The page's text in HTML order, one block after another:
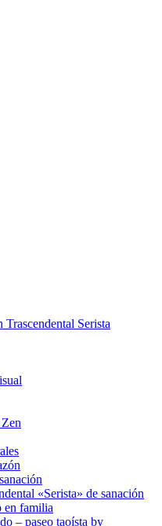
Trascendental Serista
«Serista» de sanación
en familia
– paseo taoísta by